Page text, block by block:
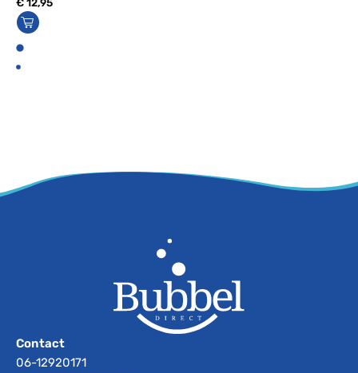
€12,95
Contact
06-12920171